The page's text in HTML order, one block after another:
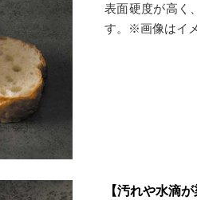
表面硬度が高く
す。※画像はイ
【汚れや水滴